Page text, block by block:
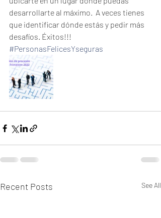
desarrollarte al máximo.  A veces tienes
que identificar dónde estás y pedir más
desafíos. Éxitos!!!
#PersonasFelicesYseguras
Recent Posts See All